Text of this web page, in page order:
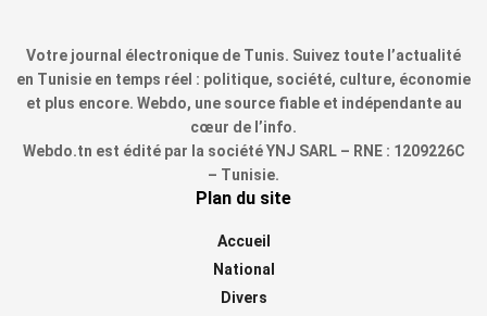
Votre journal électronique de Tunis. Suivez toute l’actualité
en Tunisie en temps réel : politique, société, culture, économie
et plus encore. Webdo, une source fiable et indépendante au
cœur de l’info.
Webdo.tn est édité par la société YNJ SARL – RNE : 1209226C
– Tunisie.
Plan du site
Accueil
National
Divers